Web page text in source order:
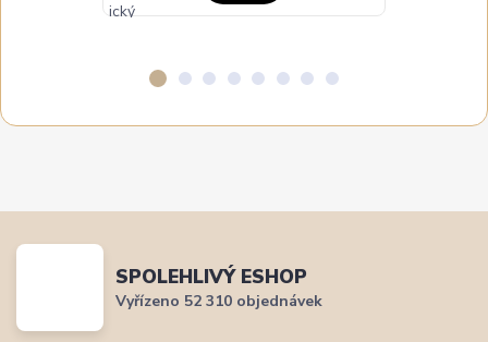
SPOLEHLIVÝ ESHOP
Vyřízeno 52 310 objednávek